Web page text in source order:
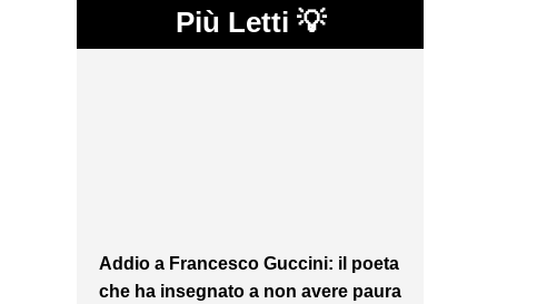
Più Letti 💡
Addio a Francesco Guccini: il poeta
che ha insegnato a non avere paura